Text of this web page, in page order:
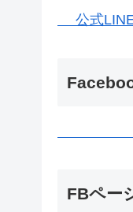
公式LINE
フェ
FBペー